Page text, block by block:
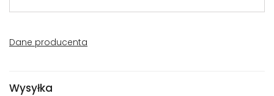
Dane producenta
Wysyłka